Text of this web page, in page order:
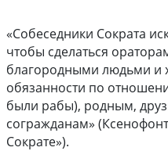
«Собеседники Сократа
чтобы сделаться
благородными людьми и
обязанности по
были рабы), родным,
согражданам»
Сократе»).